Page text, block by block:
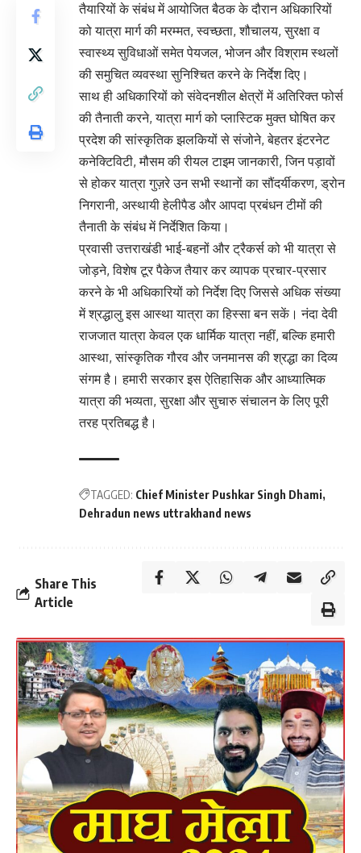
तैयारियों के संबंध में आयोजित बैठक के दौरान अधिकारियों
को यात्रा मार्ग की मरम्मत, स्वच्छता, शौचालय, सुरक्षा व
स्वास्थ्य सुविधाओं समेत पेयजल, भोजन और विश्राम स्थलों
की समुचित व्यवस्था सुनिश्चित करने के निर्देश दिए।
साथ ही अधिकारियों को संवेदनशील क्षेत्रों में अतिरिक्त फोर्स
की तैनाती करने, यात्रा मार्ग को प्लास्टिक मुक्त घोषित कर
प्रदेश की सांस्कृतिक झलकियों से संजोने, बेहतर इंटरनेट
कनेक्टिविटी, मौसम की रीयल टाइम जानकारी, जिन पड़ावों
से होकर यात्रा गुज़रे उन सभी स्थानों का सौंदर्यीकरण, ड्रोन
निगरानी, अस्थायी हेलीपैड और आपदा प्रबंधन टीमों की
तैनाती के संबंध में निर्देशित किया।
प्रवासी उत्तराखंडी भाई-बहनों और ट्रैकर्स को भी यात्रा से
जोड़ने, विशेष टूर पैकेज तैयार कर व्यापक प्रचार-प्रसार
करने के भी अधिकारियों को निर्देश दिए जिससे अधिक संख्या
में श्रद्धालु इस आस्था यात्रा का हिस्सा बन सकें। नंदा देवी
राजजात यात्रा केवल एक धार्मिक यात्रा नहीं, बल्कि हमारी
आस्था, सांस्कृतिक गौरव और जनमानस की श्रद्धा का दिव्य
संगम है। हमारी सरकार इस ऐतिहासिक और आध्यात्मिक
यात्रा की भव्यता, सुरक्षा और सुचारु संचालन के लिए पूरी
तरह प्रतिबद्ध है।
TAGGED: Chief Minister Pushkar Singh Dhami
Dehradun news uttrakhand news
Share This
Article